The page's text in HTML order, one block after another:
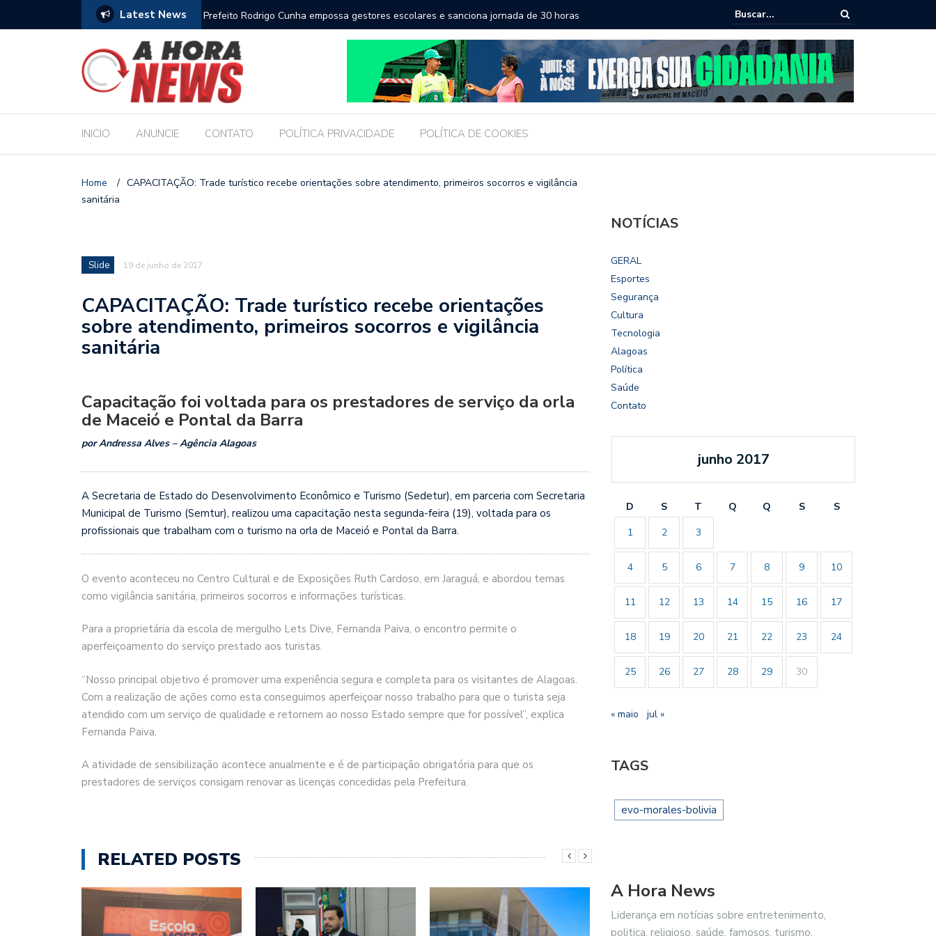
Latest News
Rodrigo Cunha empossa gestores escolares e sanciona jornada de 30 horas
professores
Escola Massa transforma a educação e amplia horizontes para estudantes da rede
pública de Maceió
Chico Filho destaca potencial esportivo,
Internacional de Maceió
INICIO ANUNCIE CONTATO POLÍTICA PRIVACIDADE POLÍTICA DE COOKIES
Home / CAPACITAÇÃO: Trade turístico recebe orientações sobre atendimento, primeiros socorros e vigilância
sanitária
Slide 19 de junho de 2017
CAPACITAÇÃO: Trade turístico recebe orientações
sobre atendimento, primeiros socorros e vigilância
sanitária
Capacitação foi voltada para os prestadores de serviço da orla
de Maceió e Pontal da Barra
por Andressa Alves – Agência Alagoas
A Secretaria de Estado do Desenvolvimento Econômico e Turismo (Sedetur), em parceria com Secretaria
Municipal de Turismo (Semtur), realizou uma capacitação nesta segunda-feira (19), voltada para os
profissionais que trabalham com o turismo na orla de Maceió e Pontal da Barra.
O evento aconteceu no Centro Cultural e de Exposições Ruth Cardoso, em Jaraguá, e abordou temas
como vigilância sanitária, primeiros socorros e informações turísticas.
Para a proprietária da escola de mergulho Lets Dive, Fernanda Paiva, o encontro permite o
aperfeiçoamento do serviço prestado aos turistas.
“Nosso principal objetivo é promover uma experiência segura e completa para os visitantes de Alagoas.
Com a realização de ações como esta conseguimos aperfeiçoar nosso trabalho para que o turista seja
atendido com um serviço de qualidade e retornem ao nosso Estado sempre que for possível”, explica
Fernanda Paiva.
A atividade de sensibilização acontece anualmente e é de participação obrigatória para que os
prestadores de serviços consigam renovar as licenças concedidas pela Prefeitura.
RELATED POSTS
NOTÍCIAS
GERAL
Esportes
Segurança
Cultura
Tecnologia
Alagoas
Política
Saúde
Contato
junho 2017
D S T Q Q S
S
1
2 3
4 5 6 7 8 9 10
11 12 13 14 15 16 17
18 19 20 21 22 23 24
25 26 27 28 29 30
« maio jul »
TAGS
evo-morales-bolivia
A Hora News
Liderança em notícias sobre entretenimento,
politica, religioso, saúde, famosos, turismo,